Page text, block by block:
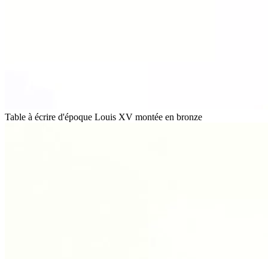
Table à écrire d'époque Louis XV montée en bronze